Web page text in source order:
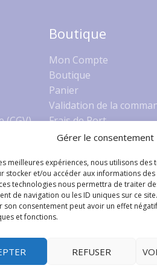
Gérer le consentement
meilleures expériences, nous utilisons des
stocker et/ou accéder aux informations
technologies nous permettra de traiter
de navigation ou les ID uniques sur ce
son consentement peut avoir un effet
et fonctions.
REFUSER
(CGV)
Boutique
Mon Compte
Boutique
Panier
Validation de la
Frais de Port